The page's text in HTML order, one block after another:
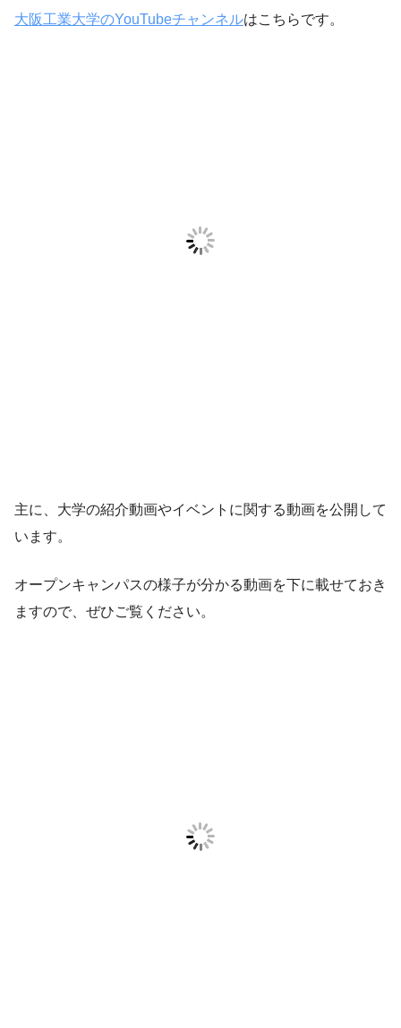
大阪工業大学のYouTubeチャンネルはこちらです。
主に、大学の紹介動画やイベントに関する動画を公開して
います。
オープンキャンパスの様子が分かる動画を下に載せておき
ますので、ぜひご覧ください。